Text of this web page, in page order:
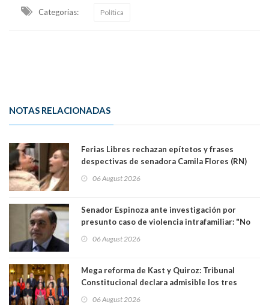
Categorias: Política
NOTAS RELACIONADAS
Ferias Libres rechazan epítetos y frases
despectivas de senadora Camila Flores (RN)
para maltratar a senadora Campillai
06 August 2026
Senador Espinoza ante investigación por
presunto caso de violencia intrafamiliar: "No
existe denuncia en mi contra". PS entregó
antecedentes a Tribunal Supremo
06 August 2026
Mega reforma de Kast y Quiroz: Tribunal
Constitucional declara admisible los tres
requerimientos de la oposición
06 August 2026